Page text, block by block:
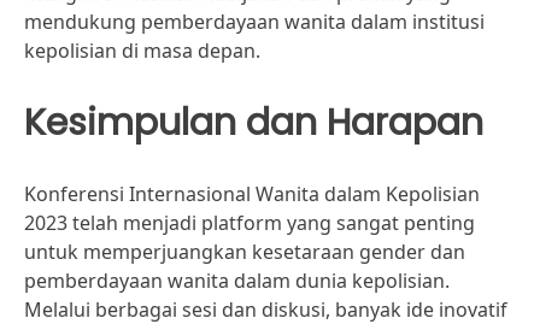
mendukung pemberdayaan wanita dalam institusi
kepolisian di masa depan.
Kesimpulan dan Harapan
Konferensi Internasional Wanita dalam Kepolisian
2023 telah menjadi platform yang sangat penting
untuk memperjuangkan kesetaraan gender dan
pemberdayaan wanita dalam dunia kepolisian.
Melalui berbagai sesi dan diskusi, banyak ide inovatif